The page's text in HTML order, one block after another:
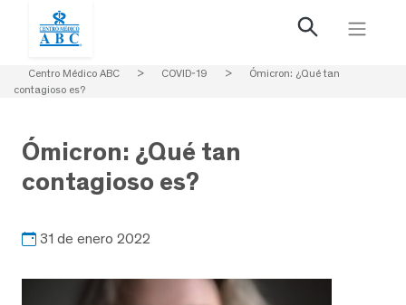
Centro Médico ABC > COVID-19 >
Ómicron: ¿Qué tan
contagioso es?
Ómicron: ¿Qué tan
contagioso es?
31 de enero 2022